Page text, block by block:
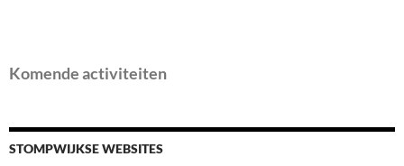
Komende activiteiten
STOMPWIJKSE WEBSITES